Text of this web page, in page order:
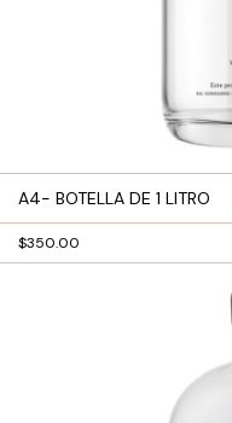
A4- BOTELLA DE 1 LITRO
$350.00